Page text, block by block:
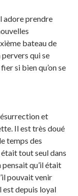
adore prendre
bateau de
pervers qui se
si bien qu’on se
et
Il est très doué
temps des
tout seul dans
pensait qu’il était
pouvait venir
est depuis loyal